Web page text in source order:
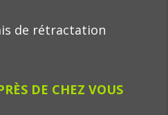
de rétractation
DE CHEZ VOUS